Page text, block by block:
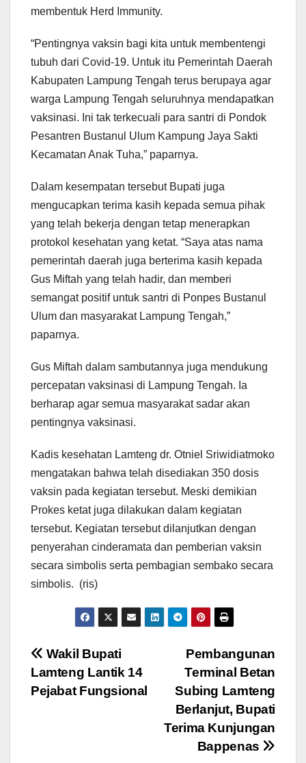
membentuk Herd Immunity.
“Pentingnya vaksin bagi kita untuk membentengi
tubuh dari Covid-19. Untuk itu Pemerintah Daerah
Kabupaten Lampung Tengah terus berupaya agar
warga Lampung Tengah seluruhnya mendapatkan
vaksinasi. Ini tak terkecuali para santri di Pondok
Pesantren Bustanul Ulum Kampung Jaya Sakti
Kecamatan Anak Tuha,” paparnya.
Dalam kesempatan tersebut Bupati juga
mengucapkan terima kasih kepada semua pihak
yang telah bekerja dengan tetap menerapkan
protokol kesehatan yang ketat. “Saya atas nama
pemerintah daerah juga berterima kasih kepada
Gus Miftah yang telah hadir, dan memberi
semangat positif untuk santri di Ponpes Bustanul
Ulum dan masyarakat Lampung Tengah,”
paparnya.
Gus Miftah dalam sambutannya juga mendukung
percepatan vaksinasi di Lampung Tengah. Ia
berharap agar semua masyarakat sadar akan
pentingnya vaksinasi.
Kadis kesehatan Lamteng dr. Otniel Sriwidiatmoko
mengatakan bahwa telah disediakan 350 dosis
vaksin pada kegiatan tersebut. Meski demikian
Prokes ketat juga dilakukan dalam kegiatan
tersebut. Kegiatan tersebut dilanjutkan dengan
penyerahan cinderamata dan pemberian vaksin
secara simbolis serta pembagian sembako secara
simbolis. (ris)
Navigasi
pos
Pembangunan
Terminal Betan
Subing Lamteng
Berlanjut, Bupati
Terima Kunjungan
Bappenas
Wakil Bupati
Lamteng Lantik 14
Pejabat Fungsional